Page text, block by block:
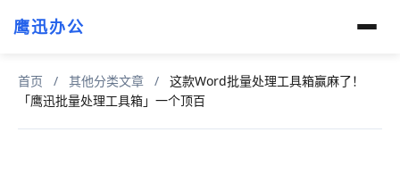
鹰迅办公
首页 / 其他分类文章 /
这款Word批量处理工具箱赢麻了！
「鹰迅批量处理工具箱」一个顶百